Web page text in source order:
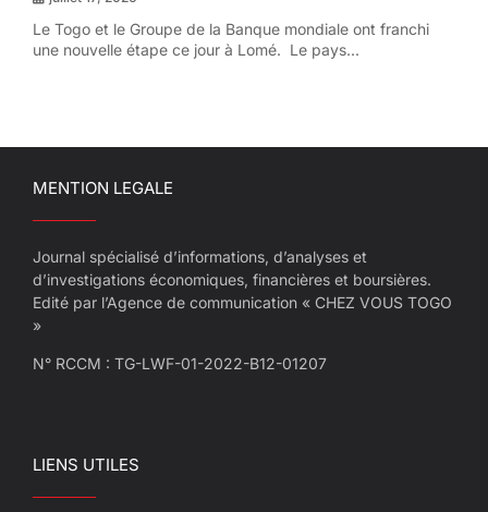
Le Togo et le Groupe de la Banque mondiale ont franchi
une nouvelle étape ce jour à Lomé. Le pays...
MENTION LEGALE
Journal spécialisé d’informations, d’analyses et
d’investigations économiques, financières et boursières.
Edité par l’Agence de communication « CHEZ VOUS TOGO
»
N° RCCM : TG-LWF-01-2022-B12-01207
LIENS UTILES